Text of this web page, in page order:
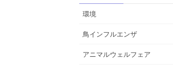
環境
鳥インフルエンザ
アニマルウェルフェア